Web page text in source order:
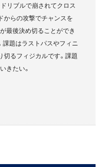
リブルで崩されてクロス
からの攻撃でチャンスを
最後決め切ることができ
課題はラストパスやフィニ
切るフィジカルです。課題
きたい。